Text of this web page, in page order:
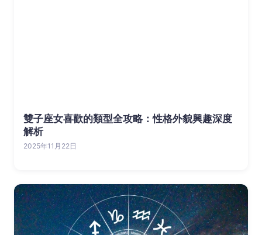
雙子座女喜歡的類型全攻略：性格外貌興趣深度
解析
2025年11月22日